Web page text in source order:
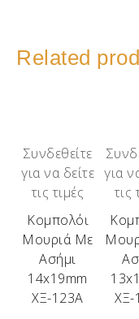
επεξεργασία μίας-
σμιλεύοντάς την
φυσικό κερί
Το κάθε Μπρελόκ
κανένα άλλο
Όλα αυτά για να
Μπρελόκ, τι
ιδιαιτερότητάς
περιορισμένης
Related
Συνδεθείτε
για να δείτε
τις τιμές
Κομπολόι
Μουριά Με
Ασήμι
14x19mm
ΧΞ-123Α
για
τις
ΧΞ-